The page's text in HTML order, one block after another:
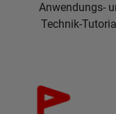
Anwendungs-
Technik-